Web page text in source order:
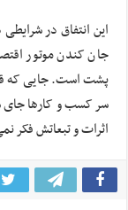
این انتفاق در
جان کندن موتور
پشت است. جایی که
سر کسب و کارها جای
اثرات و تبعاتش فکر